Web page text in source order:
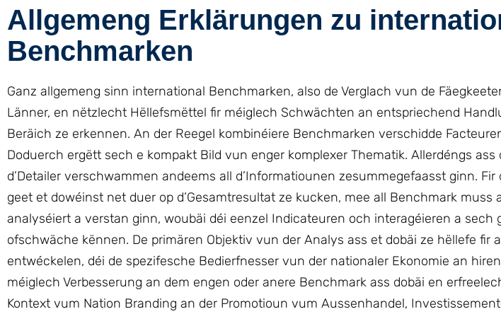
Allgemeng Erklärungen zu
Benchmarken
Ganz allgemeng sinn international Benchmarken, also de Verglach vun de
Länner, en nëtzlecht Hëllefsmëttel fir méiglech Schwächten an entspriechend
Beräich ze erkennen. An der Reegel kombinéiere Benchmarken verschidde
Doduerch ergëtt sech e kompakt Bild vun enger komplexer Thematik. Allerdéngs
d’Detailer verschwammen andeems all d’Informatiounen zesummegefaasst ginn.
geet et dowéinst net duer op d’Gesamtresultat ze kucken, mee all Benchmark muss
analyséiert a verstan ginn, woubäi déi eenzel Indicateuren och interagéieren a sech
ofschwäche kënnen. De primären Objektiv vun der Analys ass et dobäi ze hëllefe fir
entwéckelen, déi de spezifesche Bedierfnesser vun der nationaler Ekonomie an
méiglech Verbesserung an dem engen oder anere Benchmark ass dobäi en
Kontext vum Nation Branding an der Promotioun vum Aussenhandel,